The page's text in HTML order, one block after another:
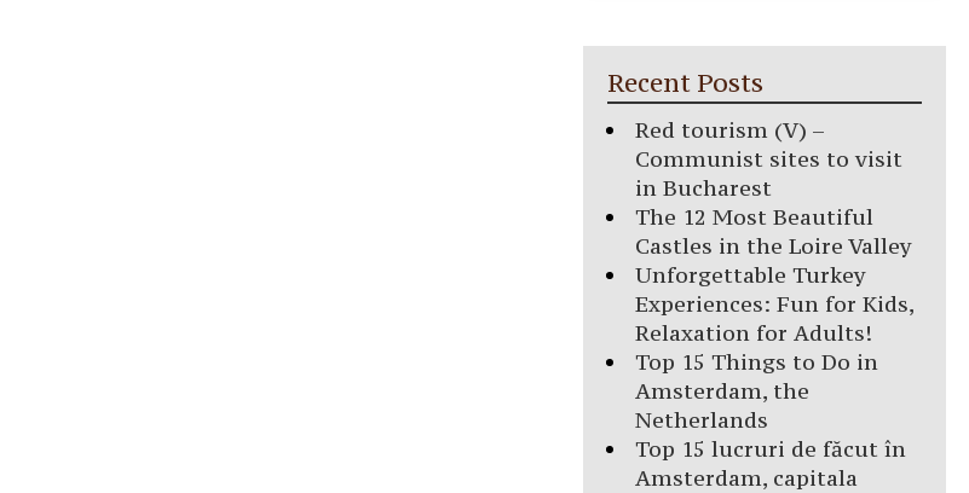
Recent Posts
Red tourism (V) –
Communist sites to visit
in Bucharest
The 12 Most Beautiful
Castles in the Loire Valley
Unforgettable Turkey
Experiences: Fun for Kids,
Relaxation for Adults!
Top 15 Things to Do in
Amsterdam, the
Netherlands
Top 15 lucruri de făcut în
Amsterdam, capitala